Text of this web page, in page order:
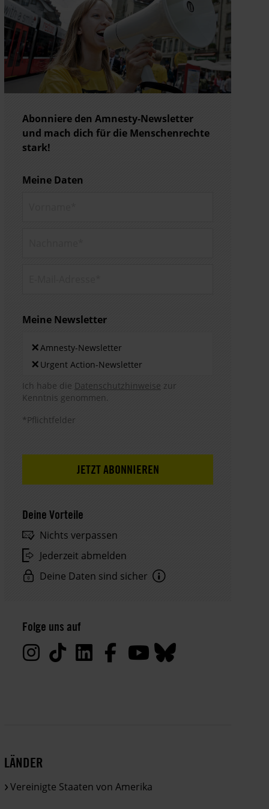
Abonniere den Amnesty-Newsletter
und mach dich für die Menschenrechte
stark!
Meine Daten
Meine Newsletter
×Amnesty-Newsletter
× Urgent Action-Newsletter
Hinweis DSE
Ich habe die Datenschutzhinweise zur
Kenntnis genommen.
*Pflichtfelder
Deine Vorteile
Nichts verpassen
Jederzeit abmelden
Deine Daten sind sicher
Daten
werden
Folge uns auf
LÄNDER
Vereinigte Staaten von Amerika